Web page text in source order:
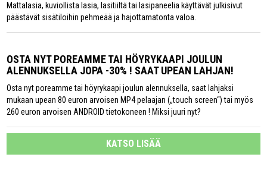
Mattalasia, kuviollista lasia, lasitiiltä tai lasipaneelia käyttävät julkisivut
päästävät sisätiloihin pehmeää ja hajottamatonta valoa.
OSTA NYT POREAMME TAI HÖYRYKAAPI JOULUN
ALENNUKSELLA JOPA -30% ! SAAT UPEAN LAHJAN!
Osta nyt poreamme tai höyrykaapi joulun alennuksella, saat lahjaksi
mukaan upean 80 euron arvoisen MP4 pelaajan („touch screen“) tai myös
260 euron arvoisen ANDROID tietokoneen ! Miksi juuri nyt?
KATSO LISÄÄ